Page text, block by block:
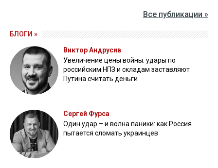
Все публикации »
БЛОГИ »
Виктор Андрусив
Увеличение цены войны: удары по
российским НПЗ и складам заставляют
Путина считать деньги
Сергей Фурса
Один удар – и волна паники: как Россия
пытается сломать украинцев